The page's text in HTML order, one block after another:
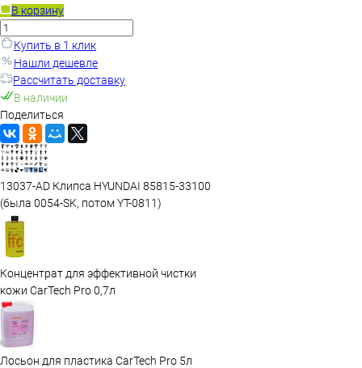
В корзину
Купить в 1 клик
Нашли дешевле
Рассчитать доставку
В наличии
Поделиться
13037-AD Клипса HYUNDAI 85815-33100
(была 0054-SK, потом YT-0811)
Концентрат для эффективной чистки
кожи CarTech Pro 0,7л
Лосьон для пластика CarTech Pro 5л